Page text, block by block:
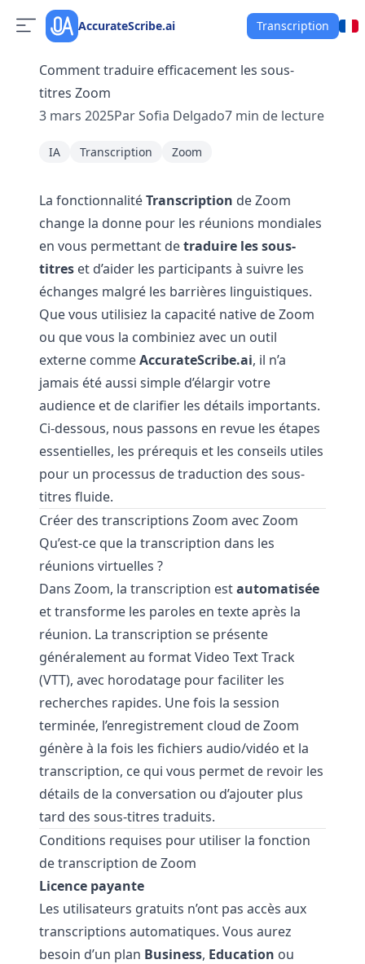
AccurateScribe.ai Transcription
Comment traduire efficacement les sous-
titres Zoom
3 mars 2025ParSofia Delgado7 min de lecture
IA Transcription Zoom
La fonctionnalitéTranscription de Zoom
change la donne pour les réunions mondiales
en vous permettant detraduire les sous-
titres et d’aider les participants à suivre les
échanges malgré les barrières linguistiques.
Que vous utilisiez la capacité native de Zoom
ou que vous la combiniez avec un outil
externe commeAccurateScribe.ai, il n’a
jamais été aussi simple d’élargir votre
audience et de clarifier les détails importants.
Ci-dessous, nous passons en revue les étapes
essentielles, les prérequis et les conseils utiles
pour un processus de traduction des sous-
titres fluide.
Créer des transcriptions Zoom avec Zoom
Qu’est-ce que la transcription dans les
réunions virtuelles ?
Dans Zoom, la transcription estautomatisée
et transforme les paroles en texte après la
réunion. La transcription se présente
généralement au format Video Text Track
(VTT), avec horodatage pour faciliter les
recherches rapides. Une fois la session
terminée, l’enregistrement cloud de Zoom
génère à la fois les fichiers audio/vidéo et la
transcription, ce qui vous permet de revoir les
détails de la conversation ou d’ajouter plus
tard des sous-titres traduits.
Conditions requises pour utiliser la fonction
de transcription de Zoom
Licence payante
Les utilisateurs gratuits n’ont pas accès aux
transcriptions automatiques. Vous aurez
besoin d’un plan Business, Education ou